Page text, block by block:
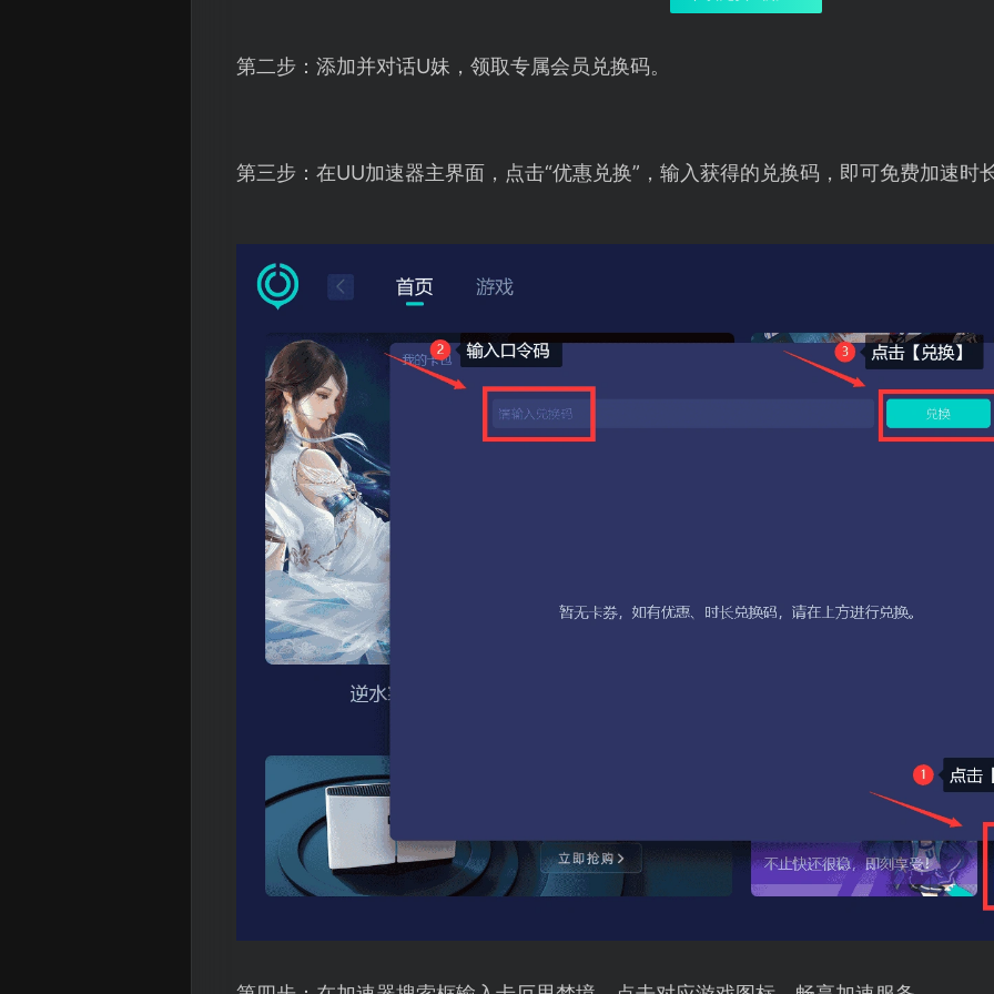
第二步：添加并对话U妹，领取专属会员兑换码。
第三步：在UU加速器主界面，点击“优惠兑换”，输入获得的兑换码，即可免费加速时